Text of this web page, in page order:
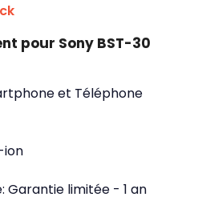
pour Sony BST-30
et Téléphone
ion
Garantie limitée - 1 an